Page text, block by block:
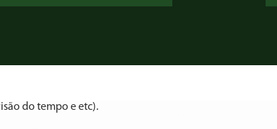
do tempo e etc).